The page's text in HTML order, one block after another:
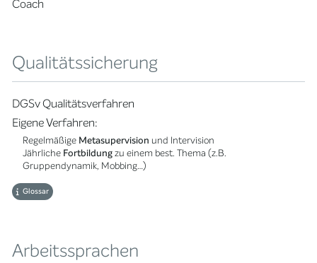
Coach
Qualitätssicherung
DGSv Qualitätsverfahren
Eigene Verfahren:
Regelmäßige Metasupervision und Intervision
Jährliche Fortbildungzu einem best. Thema (z.B.
Gruppendynamik, Mobbing…)
Glossar
Arbeitssprachen